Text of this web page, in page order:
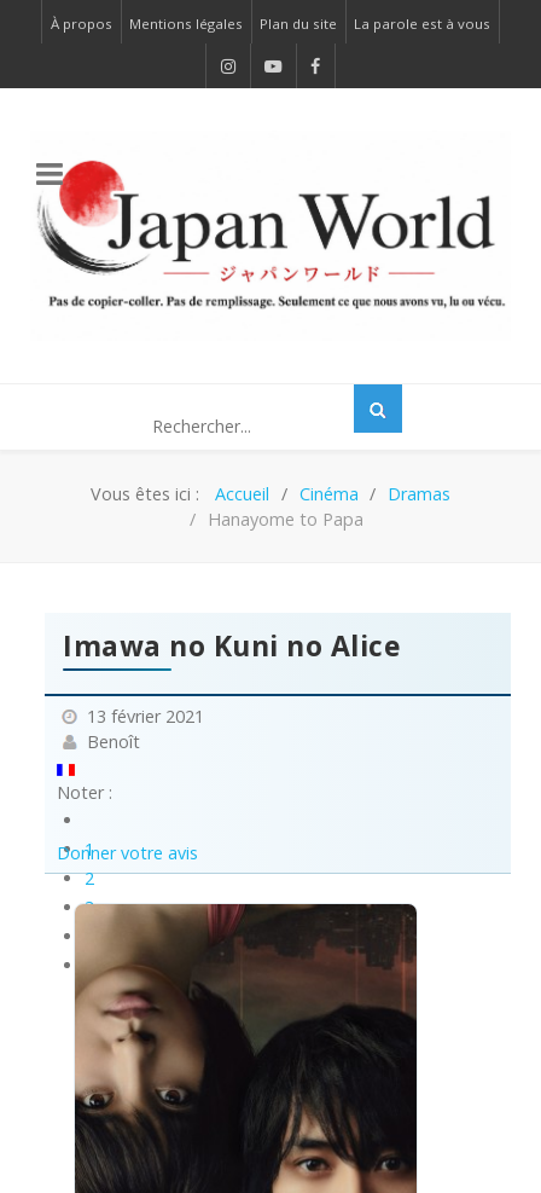
À propos Mentions légales Plan du site La parole est à vous
Vous êtes ici : Accueil Cinéma
Dramas
Hanayome to Papa
Imawa no Kuni no Alice
13 février 2021
Benoît
Noter :
1
2
3
5
Donner votre avis